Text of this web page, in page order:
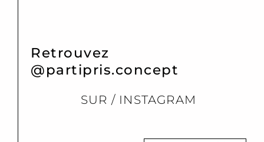
Retrouvez
@partipris.concept
SUR / INSTAGRAM